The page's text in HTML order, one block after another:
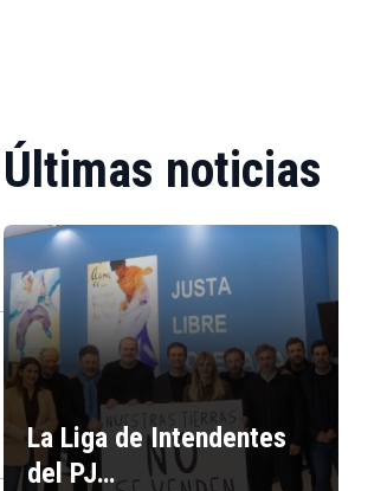
Últimas noticias
La Liga de Intendentes
del PJ…